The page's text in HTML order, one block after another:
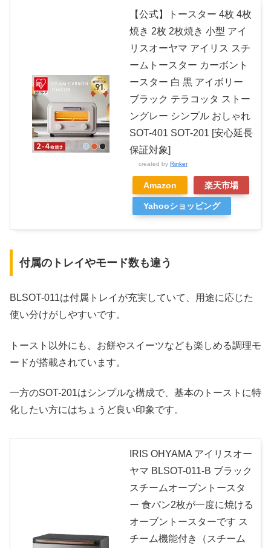
【公式】トースター 4枚 4枚
焼き 2枚 2枚焼き 小型 アイ
リスオーヤマ アイリス スチ
ームトースター カーボント
ースター 白 黒 アイボリー
ブラック テラコッタ ストー
ングレー シンプル おしゃれ
SOT-401 SOT-201 [安心延長
保証対象]
created by Rinker
Amazon 楽天市場
Yahooショッピング
付属のトレイやモード数も違う
BLSOT-011は付属トレイが充実していて、用途に応じた
使い分けがしやすいです。
トースト以外にも、お餅やスイーツなども楽しめる調理モ
ードが搭載されています。
一方のSOT-201はシンプルな構成で、基本のトーストに特
化したい方にはちょうど良い印象です。
IRIS OHYAMA アイリスオー
ヤマ BLSOT-011-B ブラック
スチームオーブントースタ
ー 食パン2枚が一度に焼ける
オーブントースターです ス
チーム機能付き（スチーム